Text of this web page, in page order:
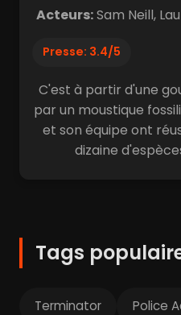
Acteurs:Sam Neill,
Presse: 3.4/5
C'est à partir d'une
par un moustique
et son équipe ont
dizaine
Tags
Terminator Police